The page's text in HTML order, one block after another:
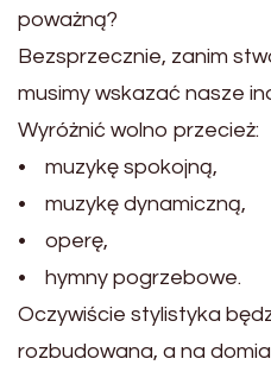
poważną?
Bezsprzecznie, zanim
musimy wskazać nasze
Wyróżnić wolno przecież:
• muzykę spokojną,
• muzykę dynamiczną,
• operę,
• hymny pogrzebowe.
Oczywiście stylistyka
rozbudowana, a na